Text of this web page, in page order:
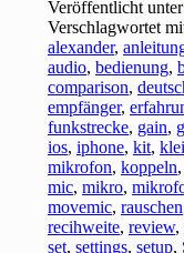
Veröffentlicht unter
Verschlagwortet
alexander,
audio,bedienung,
comparison,
empfänger,
funkstrecke, gain,
ios,iphone,kit,
mikrofon,koppeln
mic,mikro,
movemic,rauschen
recihweite,review,
set,settings,setup,